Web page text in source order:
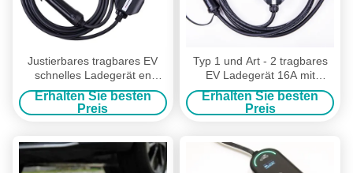
Justierbares tragbares EV
schnelles Ladegerät en
62752 EV Ladegerät 16A
Erhalten Sie besten
Preis
Typ 1 und Art - 2 tragbares
EV Ladegerät 16A mit
IEC309 CEE Plug
Erhalten Sie besten
Preis